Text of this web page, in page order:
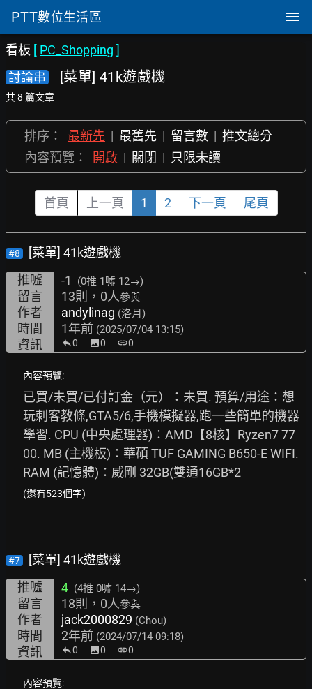
PTT數位生活區
看板 [ PC_Shopping ]
討論串
[菜單] 41k遊戲機
共 8 篇文章
排序： 最新先 | 最舊先 | 留言數 | 推文總分
內容預覽：
開啟 | 關閉 | 只限未讀
首頁 上一頁 1 2 下一頁 尾頁
#8
[菜單] 41k遊戲機
推噓
-1 (0推 1噓 12→)
留言 13則，0人參與
作者 andylinag (洛月)
時間 1年前 (2025/07/04 13:15)
資訊 0 image0 link0
內容預覽:
已買/未買/已付訂金（元）：未買. 預算/用途：想
玩刺客教條,GTA5/6,手機模擬器,跑一些簡單的機器
學習. CPU (中央處理器)：AMD【8核】Ryzen7 77
00. MB (主機板)：華碩 TUF GAMING B650-E WIFI.
RAM (記憶體)：威剛 32GB(雙通16GB*2
(還有523個字)
#7
[菜單] 41k遊戲機
推噓
4 (4推 0噓 14→)
留言 18則，0人參與
作者 jack2000829 (Chou)
時間 2年前 (2024/07/14 09:18)
資訊 0 image0 link0
內容預覽: